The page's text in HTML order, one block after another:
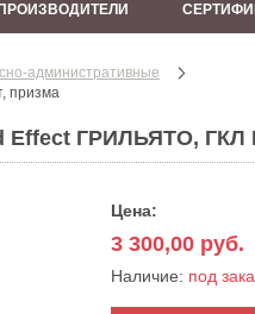
ПРОИЗВОДИТЕЛИ
административные
призма
Effect ГРИЛЬЯТО, ГКЛ
Цена:
3 300,00 руб.
Наличие: под